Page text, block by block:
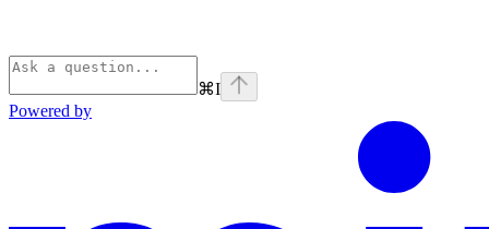
⌘I
Powered by